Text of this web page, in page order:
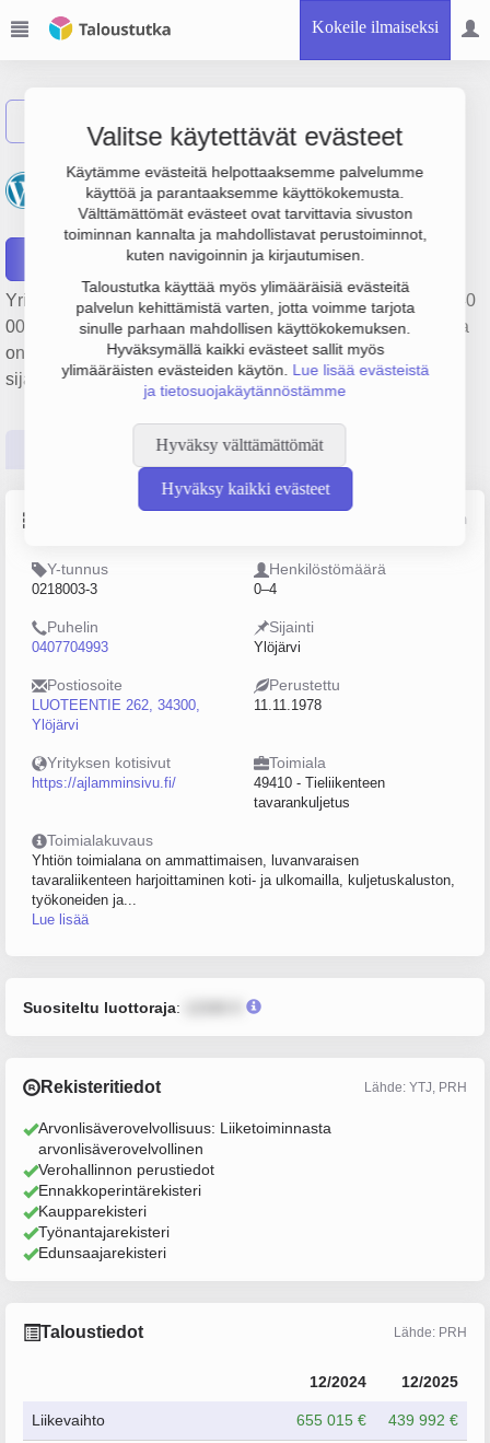
Kokeile ilmaiseksi
Valitse käytettävät evästeet
Käytämme evästeitä helpottaaksemme palvelumme
käyttöä ja parantaaksemme käyttökokemusta.
Välttämättömät evästeet ovat tarvittavia sivuston
toiminnan kannalta ja mahdollistavat perustoiminnot,
kuten navigoinnin ja kirjautumisen.
Taloustutka käyttää myös ylimääräisiä evästeitä
palvelun kehittämistä varten, jotta voimme tarjota
sinulle parhaan mahdollisen käyttökokemuksen.
Hyväksymällä kaikki evästeet sallit myös
ylimääräisten evästeiden käytön. Lue lisää evästeistä
ja tietosuojakäytännöstämme
Hyväksy välttämättömät
Hyväksy kaikki evästeet
Kuljetusliike A.J.
Lamminsivu Oy
Yrityksen Kuljetusliike A.J. Lamminsivu Oy liikevaihto on 440
000 €, tulos 13 000 € ja henkilöstömäärä 3. Sen päätoimiala
on Tieliikenteen tavarankuljetus, perustamisvuosi 1978 ja
sijainti Ylöjärvi. Yrityksen yhtiömuoto Osakeyhtiö (OY).
Tilinpäätösluvut Päättäjätiedot
Lähde: YTJ, PRH, Traficom
Y-tunnus
0218003-3
Henkilöstömäärä
0–4
Puhelin
0407704993
Sijainti
Ylöjärvi
Postiosoite
LUOTEENTIE 262, 34300,
Ylöjärvi
Perustettu
11.11.1978
Yrityksen kotisivut
https://ajlamminsivu.fi/
Toimiala
49410 - Tieliikenteen
tavarankuljetus
Toimialakuvaus
Yhtiön toimialana on ammattimaisen, luvanvaraisen
tavaraliikenteen harjoittaminen koti- ja ulkomailla, kuljetuskaluston,
työkoneiden ja...
Lue lisää
Suositeltu luottoraja:
Rekisteritiedot Lähde: YTJ, PRH
Arvonlisäverovelvollisuus: Liiketoiminnasta
arvonlisäverovelvollinen
Verohallinnon perustiedot
Ennakkoperintärekisteri
Kaupparekisteri
Työnantajarekisteri
Edunsaajarekisteri
Taloustiedot Lähde: PRH
12/2024 12/2025
Liikevaihto 655 015 € 439 992 €